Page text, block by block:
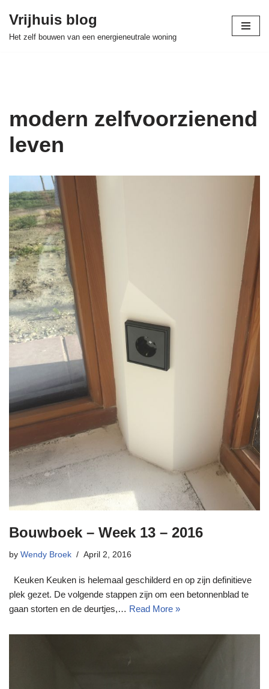
Skip
Vrijhuis blog
Het zelf bouwen van een energieneutrale woning
modern zelfvoorzienend
leven
Bouwboek – Week 13 – 2016
by Wendy Broek April 2, 2016
Keuken Keuken is helemaal geschilderd en op zijn definitieve
plek gezet. De volgende stappen zijn om een betonnenblad te
gaan storten en de deurtjes,… Read More »